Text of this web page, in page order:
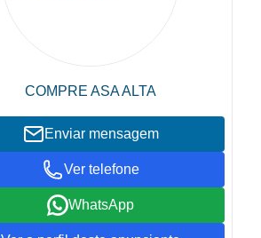
COMPRE ASA ALTA
Enviar mensagem
Ver telefone
WhatsApp